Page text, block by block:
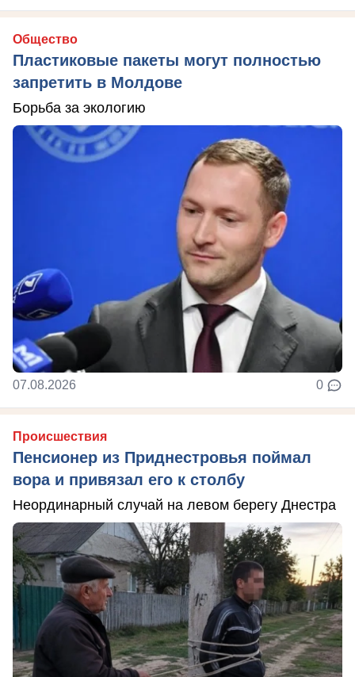
Общество
Пластиковые пакеты могут полностью
запретить в Молдове
Борьба за экологию
07.08.2026 0
Происшествия
Пенсионер из Приднестровья поймал
вора и привязал его к столбу
Неординарный случай на левом берегу Днестра